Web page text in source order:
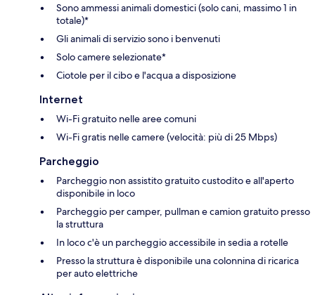
Sono ammessi animali domestici (solo cani, massimo 1 in
totale)*
Gli animali di servizio sono i benvenuti
Solo camere selezionate*
Ciotole per il cibo e l'acqua a disposizione
Internet
Wi-Fi gratuito nelle aree comuni
Wi-Fi gratis nelle camere (velocità: più di 25 Mbps)
Parcheggio
Parcheggio non assistito gratuito custodito e all'aperto
disponibile in loco
Parcheggio per camper, pullman e camion gratuito presso
la struttura
In loco c'è un parcheggio accessibile in sedia a rotelle
Presso la struttura è disponibile una colonnina di ricarica
per auto elettriche